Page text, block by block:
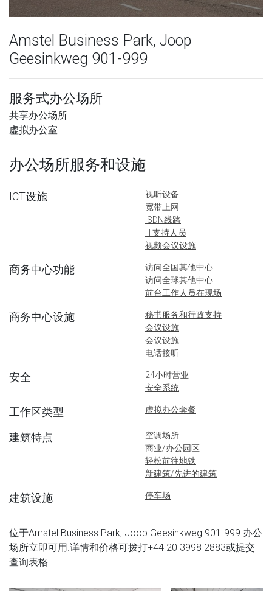
Amstel Business Park, Joop
Geesinkweg 901-999
服务式办公场所
共享办公场所
虚拟办公室
办公场所服务和设施
ICT设施
视听设备
宽带上网
ISDN线路
IT支持人员
视频会议设施
商务中心功能
访问全国其他中心
访问全球其他中心
前台工作人员在现场
商务中心设施
秘书服务和行政支持
会议设施
会议设施
电话接听
安全
24小时营业
安全系统
工作区类型 虚拟办公套餐
建筑特点
空调场所
商业/办公园区
轻松前往地铁
新建筑/先进的建筑
建筑设施 停车场
位于Amstel Business Park, Joop Geesinkweg 901-999 办公
场所立即可用.详情和价格可拨打+44 20 3998 2883或提交
查询表格.